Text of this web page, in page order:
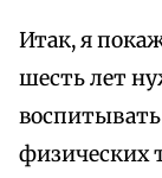
Итак, я
шесть лет
физических